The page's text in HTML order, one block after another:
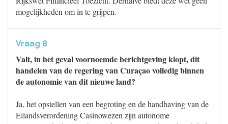
mogelijkheden om in te grijpen.
Vraag 8
Valt, in het geval voornoemde berichtgeving klopt, dit
handelen van de regering van Curaçao volledig binnen
de autonomie van dit nieuwe land?
Ja, het opstellen van een begroting en de handhaving van de
Eilandsverordening Casinowezen zijn autonome